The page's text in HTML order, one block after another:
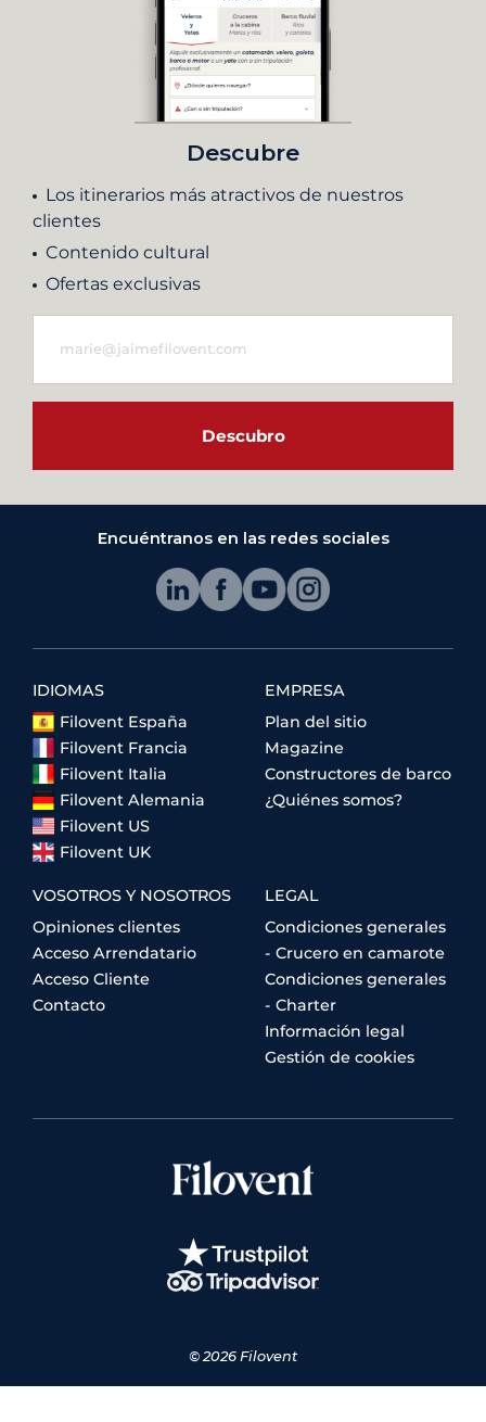
Descubre
Los itinerarios más atractivos de nuestros
clientes
Contenido cultural
Ofertas exclusivas
Descubro
Encuéntranos en las redes sociales
IDIOMAS
Filovent España
Filovent Francia
Filovent Italia
Filovent Alemania
Filovent US
Filovent UK
EMPRESA
Plan del sitio
Magazine
Constructores de barco
¿Quiénes somos?
VOSOTROS Y NOSOTROS
Opiniones clientes
Acceso Arrendatario
Acceso Cliente
Contacto
LEGAL
Condiciones generales
- Crucero en camarote
Condiciones generales
- Charter
Información legal
Gestión de cookies
© 2026 Filovent